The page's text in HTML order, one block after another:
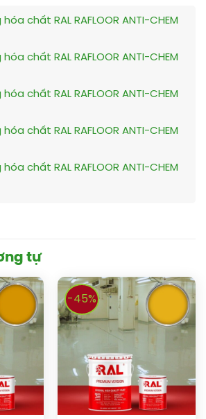
chất RAL RAFLOOR ANTI-CHEM
chất RAL RAFLOOR ANTI-CHEM
chất RAL RAFLOOR ANTI-CHEM
chất RAL RAFLOOR ANTI-CHEM
chất RAL RAFLOOR ANTI-CHEM
tự
-45%